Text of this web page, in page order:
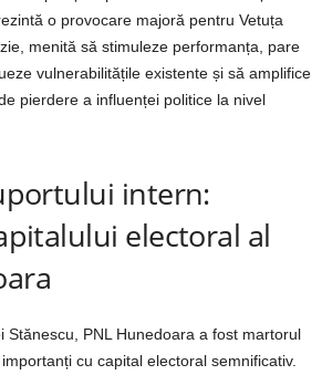
o provocare majoră pentru Vetuța
menită să stimuleze performanța, pare
vulnerabilitățile existente și să amplifice
pierdere a influenței politice la nivel
intern:
electoral al
Stănescu, PNL Hunedoara a fost martorul
cu capital electoral semnificativ.